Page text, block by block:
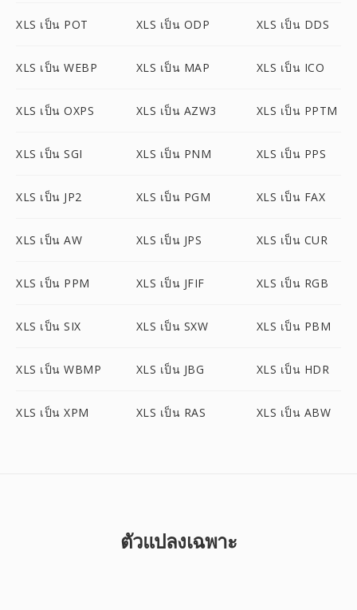
XLS เป็น POT XLS เป็น ODP XLS เป็น DDS
XLS เป็น WEBP XLS เป็น MAP XLS เป็น ICO
XLS เป็น OXPS XLS เป็น AZW3 XLS เป็น PPTM
XLS เป็น SGI XLS เป็น PNM XLS เป็น PPS
XLS เป็น JP2 XLS เป็น PGM XLS เป็น FAX
XLS เป็น AW XLS เป็น JPS XLS เป็น CUR
XLS เป็น PPM XLS เป็น JFIF XLS เป็น RGB
XLS เป็น SIX XLS เป็น SXW XLS เป็น PBM
XLS เป็น WBMP XLS เป็น JBG XLS เป็น HDR
XLS เป็น XPM XLS เป็น RAS XLS เป็น ABW
ตัวแปลงเฉพาะ